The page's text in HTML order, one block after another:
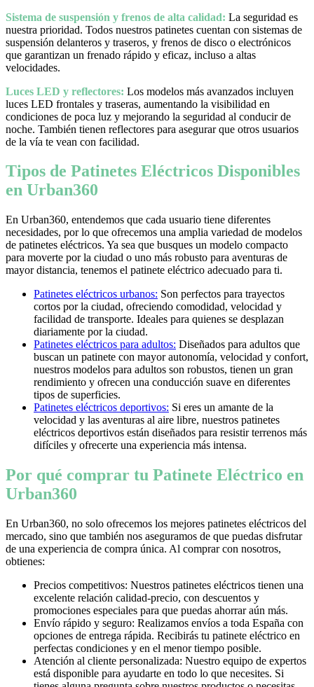
Sistema de suspensión y frenos de alta calidad: La seguridad es
nuestra prioridad. Todos nuestros patinetes cuentan con sistemas de
suspensión delanteros y traseros, y frenos de disco o electrónicos
que garantizan un frenado rápido y eficaz, incluso a altas
velocidades.
Luces LED y reflectores: Los modelos más avanzados incluyen
luces LED frontales y traseras, aumentando la visibilidad en
condiciones de poca luz y mejorando la seguridad al conducir de
noche. También tienen reflectores para asegurar que otros usuarios
de la vía te vean con facilidad.
Tipos de Patinetes Eléctricos Disponibles
en Urban360
En Urban360, entendemos que cada usuario tiene diferentes
necesidades, por lo que ofrecemos una amplia variedad de modelos
de patinetes eléctricos. Ya sea que busques un modelo compacto
para moverte por la ciudad o uno más robusto para aventuras de
mayor distancia, tenemos el patinete eléctrico adecuado para ti.
Patinetes eléctricos urbanos: Son perfectos para trayectos
cortos por la ciudad, ofreciendo comodidad, velocidad y
facilidad de transporte. Ideales para quienes se desplazan
diariamente por la ciudad.
Patinetes eléctricos para adultos: Diseñados para adultos que
buscan un patinete con mayor autonomía, velocidad y confort,
nuestros modelos para adultos son robustos, tienen un gran
rendimiento y ofrecen una conducción suave en diferentes
tipos de superficies.
Patinetes eléctricos deportivos: Si eres un amante de la
velocidad y las aventuras al aire libre, nuestros patinetes
eléctricos deportivos están diseñados para resistir terrenos más
difíciles y ofrecerte una experiencia más intensa.
Por qué comprar tu Patinete Eléctrico en
Urban360
En Urban360, no solo ofrecemos los mejores patinetes eléctricos del
mercado, sino que también nos aseguramos de que puedas disfrutar
de una experiencia de compra única. Al comprar con nosotros,
obtienes:
Precios competitivos: Nuestros patinetes eléctricos tienen una
excelente relación calidad-precio, con descuentos y
promociones especiales para que puedas ahorrar aún más.
Envío rápido y seguro: Realizamos envíos a toda España con
opciones de entrega rápida. Recibirás tu patinete eléctrico en
perfectas condiciones y en el menor tiempo posible.
Atención al cliente personalizada: Nuestro equipo de expertos
está disponible para ayudarte en todo lo que necesites. Si